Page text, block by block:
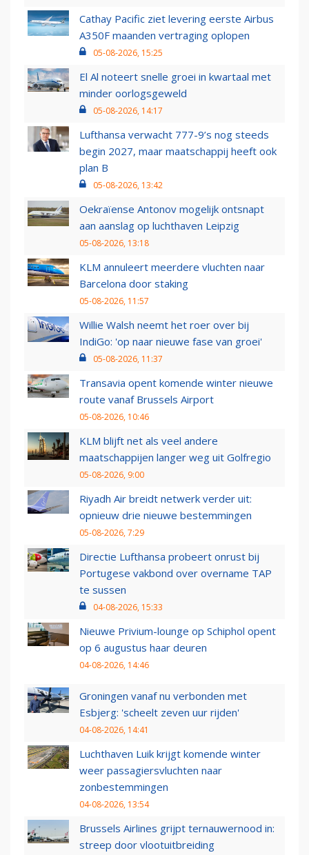
Cathay Pacific ziet levering eerste Airbus
A350F maanden vertraging oplopen
05-08-2026, 15:25
El Al noteert snelle groei in kwartaal met
minder oorlogsgeweld
05-08-2026, 14:17
Lufthansa verwacht 777-9’s nog steeds
begin 2027, maar maatschappij heeft ook
plan B
05-08-2026, 13:42
Oekraïense Antonov mogelijk ontsnapt
aan aanslag op luchthaven Leipzig
05-08-2026, 13:18
KLM annuleert meerdere vluchten naar
Barcelona door staking
05-08-2026, 11:57
Willie Walsh neemt het roer over bij
IndiGo: 'op naar nieuwe fase van groei'
05-08-2026, 11:37
Transavia opent komende winter nieuwe
route vanaf Brussels Airport
05-08-2026, 10:46
KLM blijft net als veel andere
maatschappijen langer weg uit Golfregio
05-08-2026, 9:00
Riyadh Air breidt netwerk verder uit:
opnieuw drie nieuwe bestemmingen
05-08-2026, 7:29
Directie Lufthansa probeert onrust bij
Portugese vakbond over overname TAP
te sussen
04-08-2026, 15:33
Nieuwe Privium-lounge op Schiphol opent
op 6 augustus haar deuren
04-08-2026, 14:46
Groningen vanaf nu verbonden met
Esbjerg: 'scheelt zeven uur rijden'
04-08-2026, 14:41
Luchthaven Luik krijgt komende winter
weer passagiersvluchten naar
zonbestemmingen
04-08-2026, 13:54
Brussels Airlines grijpt ternauwernood in:
streep door vlootuitbreiding